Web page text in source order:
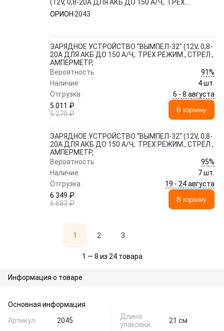
(12V, 0,8-20А ДЛЯ АКБ ДО 150 А/Ч,. ТРЕХ
РЕЖИМ., СТРЕЛ., АМПЕРМЕТР,
ОРИОН 2043
ЗАРЯДНОЕ УСТРОЙСТВО ''ВЫМПЕЛ-32'' (12V, 0,8-
20А ДЛЯ АКБ ДО 150 А/Ч,. ТРЕХ РЕЖИМ., СТРЕЛ.,
АМПЕРМЕТР,
Вероятность
91%
Наличие
4 шт.
Отгрузка
6 - 8 августа
5 011 ₽
5 275 ₽
В корзину
ЗАРЯДНОЕ УСТРОЙСТВО ''ВЫМПЕЛ-32'' (12V, 0,8-
20А ДЛЯ АКБ ДО 150 А/Ч,. ТРЕХ РЕЖИМ., СТРЕЛ.,
АМПЕРМЕТР,
Вероятность
95%
Наличие
7 шт.
Отгрузка
19 - 24 августа
6 349 ₽
6 683 ₽
В корзину
1 2 3
1 — 8 из 24 товара
Информация о товаре
Основная информация
Артикул
2045
Длина
упаковки
21 см